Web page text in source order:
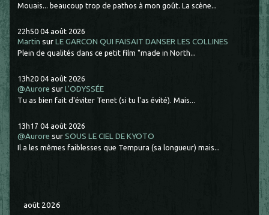
Mouais... beaucoup trop de pathos à mon goût. La scène...
22h50 04 août 2026
Martin surLE GARCON QUI FAISAIT DANSER LES COLLINES
Plein de qualités dans ce petit film "made in North...
13h20 04 août 2026
@Aurore surL'ODYSSÉE
Tu as bien fait d'éviter Tenet (si tu l'as évité). Mais...
13h17 04 août 2026
@Aurore surSOUS LE CIEL DE KYOTO
Il a les mêmes faiblesses que Tempura (sa longueur) mais...
août 2026